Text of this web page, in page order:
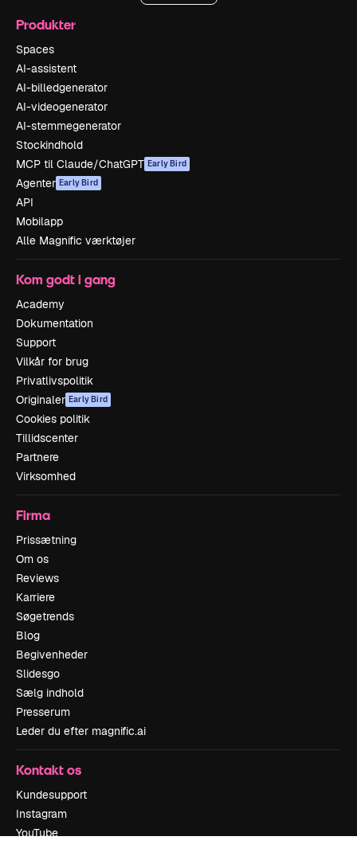
Produkter
Spaces
AI-assistent
AI-billedgenerator
AI-videogenerator
AI-stemmegenerator
Stockindhold
MCP til Claude/ChatGPT Early Bird
Agenter Early Bird
API
Mobilapp
Alle Magnific værktøjer
Kom godt i gang
Academy
Dokumentation
Support
Vilkår for brug
Privatlivspolitik
Originaler Early Bird
Cookies politik
Tillidscenter
Partnere
Virksomhed
Firma
Prissætning
Om os
Reviews
Karriere
Søgetrends
Blog
Begivenheder
Slidesgo
Sælg indhold
Presserum
Leder du efter magnific.ai
Kontakt os
Kundesupport
Instagram
YouTube